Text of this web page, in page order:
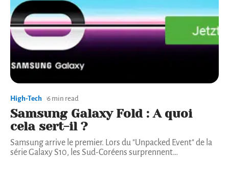
High-Tech 6 min read
Samsung Galaxy Fold : A quoi
cela sert-il ?
Samsung arrive le premier. Lors du "Unpacked Event" de la
série Galaxy S10, les Sud-Coréens surprennent…